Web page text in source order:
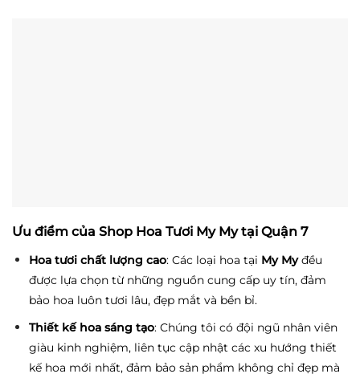
Ưu điểm của Shop Hoa Tươi My My tại Quận 7
Hoa tươi chất lượng cao: Các loại hoa tại My Myđều
được lựa chọn từ những nguồn cung cấp uy tín, đảm
bảo hoa luôn tươi lâu, đẹp mắt và bền bỉ.
Thiết kế hoa sáng tạo: Chúng tôi có đội ngũ nhân viên
giàu kinh nghiệm, liên tục cập nhật các xu hướng thiết
kế hoa mới nhất, đảm bảo sản phẩm không chỉ đẹp mà